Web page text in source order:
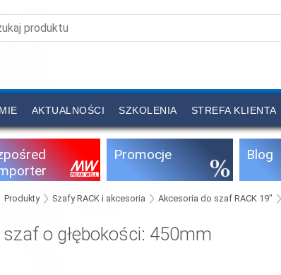
AKTUALNOŚCI SZKOLENIA STREFA KLIENTA
Promocje Blog
Produkty Szafy RACK i akcesoria Akcesoria do szaf RACK 19"
szaf o głębokości: 450mm